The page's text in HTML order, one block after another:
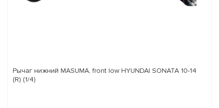
Рычаг нижний MASUMA, front low HYUNDAI SONATA 10-14
(R) (1/4)